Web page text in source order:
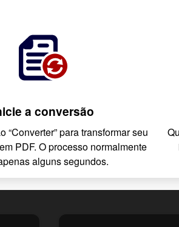
a conversão
“Converter” para transformar seu
PDF. O processo normalmente
alguns segundos.